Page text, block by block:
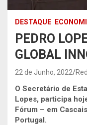
DESTAQUE
PEDRO
GLOBAL
22 de Junho, 2022
O Secretário de
Lopes, participa
Fórum – em
Portugal.